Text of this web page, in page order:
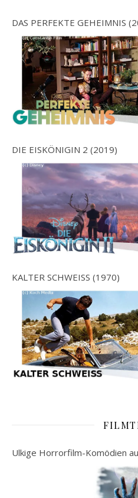
DAS PERFEKTE GEHEIMNIS
DIE EISKÖNIGIN 2 (2019)
KALTER SCHWEISS (1970)
Ulkige Horrorfilm-Komödien